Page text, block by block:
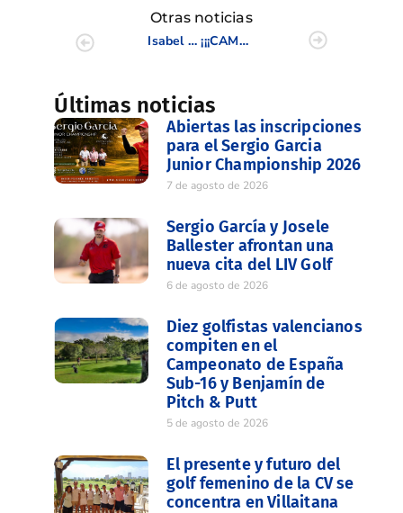
Otras noticias
Isabel Más y Claudia Salazar, galardonadas en el Sub-16 Nacional de P&P
¡¡¡CAMPEONAS DE ESPAÑA!!!
Últimas noticias
Abiertas las inscripciones
para el Sergio Garcia
Junior Championship 2026
7 de agosto de 2026
Sergio García y Josele
Ballester afrontan una
nueva cita del LIV Golf
6 de agosto de 2026
Diez golfistas valencianos
compiten en el
Campeonato de España
Sub-16 y Benjamín de
Pitch & Putt
5 de agosto de 2026
El presente y futuro del
golf femenino de la CV se
concentra en Villaitana